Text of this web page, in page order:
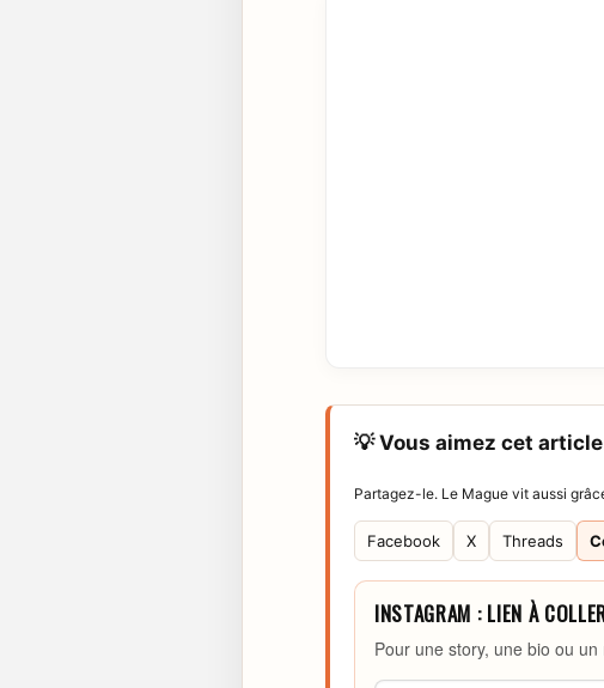
💡 Vous aimez cet article
Partagez-le. Le Mague vit aussi
Facebook X Threads
INSTAGRAM : LIEN À
Pour une story, une bio ou